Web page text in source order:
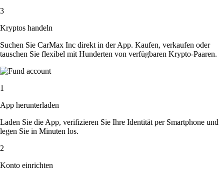
3
Kryptos handeln
Suchen Sie CarMax Inc direkt in der App. Kaufen, verkaufen oder
tauschen Sie flexibel mit Hunderten von verfügbaren Krypto-Paaren.
1
App herunterladen
Laden Sie die App, verifizieren Sie Ihre Identität per Smartphone und
legen Sie in Minuten los.
2
Konto einrichten